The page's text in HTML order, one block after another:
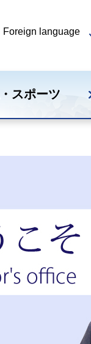
Foreign language
スポーツ